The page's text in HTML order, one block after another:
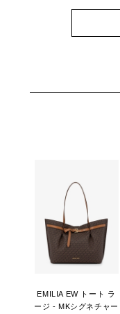
EMILIA EW トート ラ
ージ - MKシグネチャー